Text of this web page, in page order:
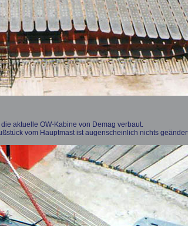
aktuelle OW-Kabine von Demag verbaut.
vom Hauptmast ist augenscheinlich nichts